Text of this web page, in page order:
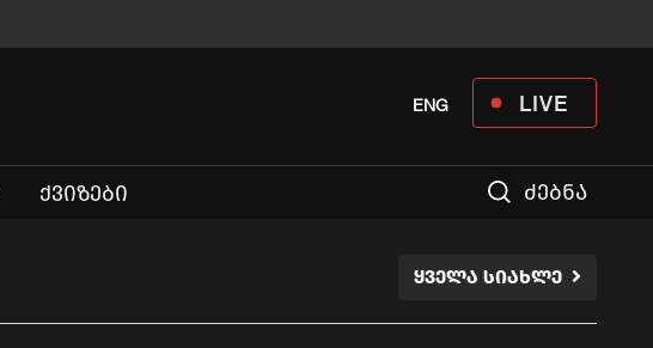
LIVE
ENG
ᲥᲕᲘᲖᲔᲑᲘ ძებნა
ᲧᲕᲔᲚᲐ ᲡᲘᲐᲮᲚᲔ